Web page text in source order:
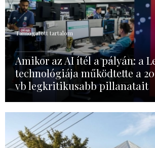
Támogatott tartalom
Amikor az AI ítél a pályán: a
technológiája működtette a
vb legkritikusabb pillanatait